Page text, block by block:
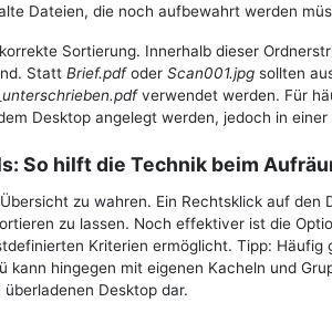
Dateien, die noch aufbewahrt werden
Sortierung. Innerhalb dieser
Statt Brief.pdfoder Scan001.jpg sollten
verwendet werden. Für
Desktop angelegt werden, jedoch in
So hilft die Technik beim
zu wahren. Ein Rechtsklick auf den
zu lassen. Noch effektiver ist die
Kriterien ermöglicht. Tipp: Häufig
hingegen mit eigenen Kacheln und
Desktop dar.